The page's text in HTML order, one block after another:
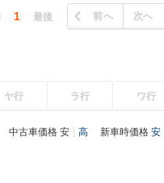
1 最後 前へ 次へ
ヤ行 ラ行 ワ行
中古車価格 安 高 新車時価格 安